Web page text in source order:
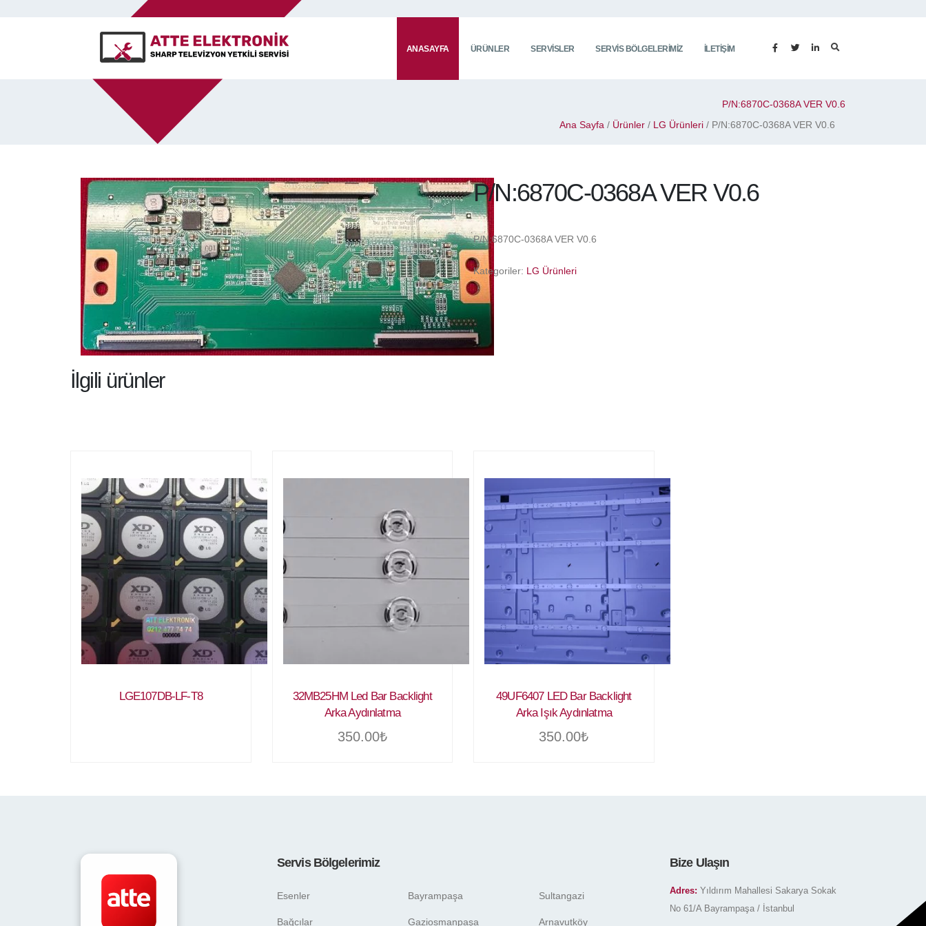
ANASAYFA ÜRÜNLER SERVISLER SERVIS BÖLGELERIMIZ İLETIŞIM
P/N:6870C-0368A VER V0.6
Ana Sayfa / Ürünler / LG Ürünleri / P/N:6870C-0368A VER V0.6
P/N:6870C-0368A VER V0.6
P/N:6870C-0368A VER V0.6
Kategoriler: LG Ürünleri
İlgili ürünler
LGE107DB-LF-T8
32MB25HM Led Bar Backlight
Arka Aydınlatma
350.00₺
49UF6407 LED Bar Backlight
Arka Işık Aydınlatma
350.00₺
Servis Bölgelerimiz
Esenler
Bağcılar
Bayrampaşa
Gaziosmanpaşa
Sultangazi
Arnavutköy
Bize Ulaşın
Adres: Yıldırım Mahallesi Sakarya Sokak
No 61/A Bayrampaşa / İstanbul